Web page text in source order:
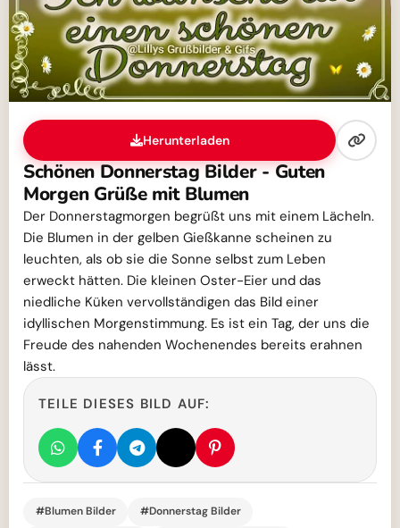
Herunterladen
Schönen Donnerstag Bilder - Guten
Morgen Grüße mit Blumen
Der Donnerstagmorgen begrüßt uns mit einem Lächeln.
Die Blumen in der gelben Gießkanne scheinen zu
leuchten, als ob sie die Sonne selbst zum Leben
erweckt hätten. Die kleinen Oster-Eier und das
niedliche Küken vervollständigen das Bild einer
idyllischen Morgenstimmung. Es ist ein Tag, der uns die
Freude des nahenden Wochenendes bereits erahnen
lässt.
TEILE DIESES BILD AUF:
#Blumen Bilder
#Donnerstag Bilder